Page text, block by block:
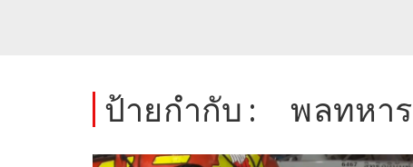
ป้ายกำกับ : พลทหาร